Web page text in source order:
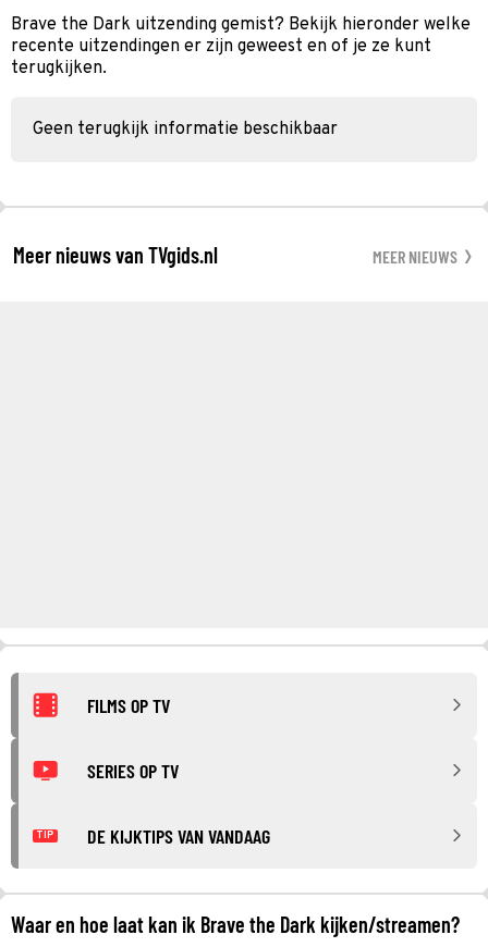
Brave the Dark uitzending gemist? Bekijk hieronder welke
recente uitzendingen er zijn geweest en of je ze kunt
terugkijken.
Geen terugkijk informatie beschikbaar
Meer nieuws van TVgids.nl MEER NIEUWS
FILMS OP TV
SERIES OP TV
TIP DE KIJKTIPS VAN VANDAAG
Waar en hoe laat kan ik Brave the Dark kijken/streamen?